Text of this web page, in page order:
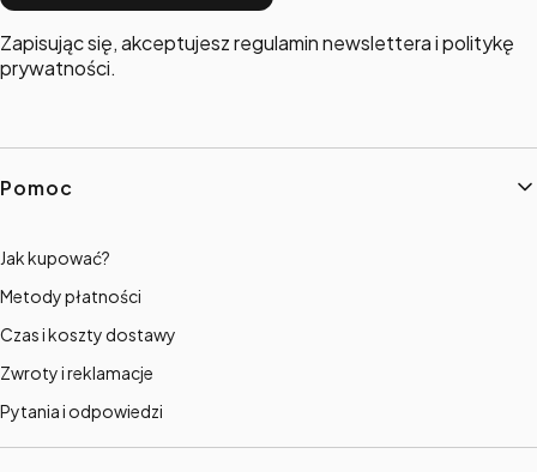
Zapisując się, akceptujesz regulamin newslettera i politykę
prywatności.
Linki w stopce
Pomoc
Jak kupować?
Metody płatności
Czas i koszty dostawy
Zwroty i reklamacje
Pytania i odpowiedzi